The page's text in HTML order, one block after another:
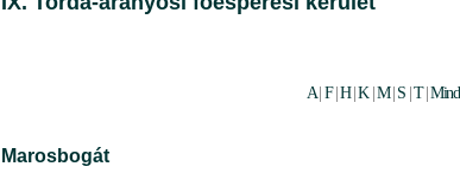
A F |H |K M S T |Mind
Marosbogát